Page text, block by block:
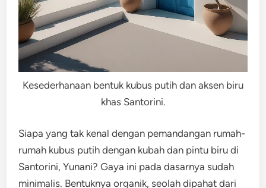
Kesederhanaan bentuk kubus putih dan aksen biru
khas Santorini.
Siapa yang tak kenal dengan pemandangan rumah-
rumah kubus putih dengan kubah dan pintu biru di
Santorini, Yunani? Gaya ini pada dasarnya sudah
minimalis. Bentuknya organik, seolah dipahat dari